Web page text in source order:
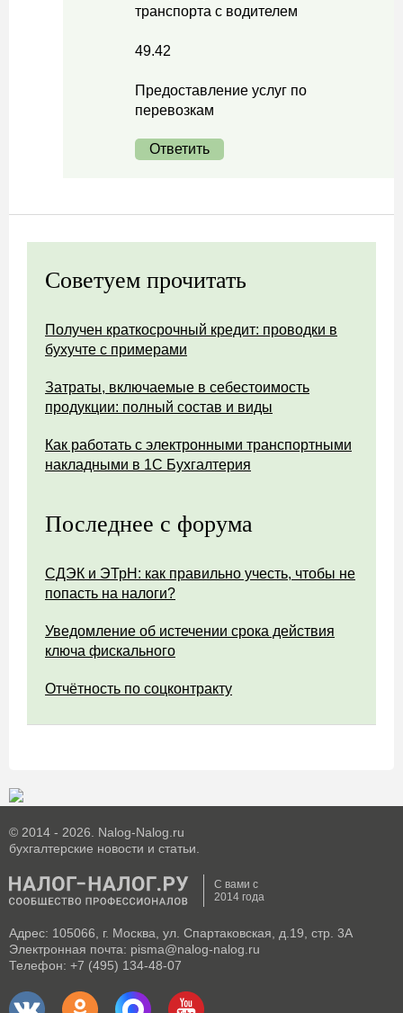
транспорта с водителем
49.42
Предоставление услуг по
перевозкам
Ответить
Советуем прочитать
Получен краткосрочный кредит: проводки в
бухучте с примерами
Затраты, включаемые в себестоимость
продукции: полный состав и виды
Как работать с электронными транспортными
накладными в 1С Бухгалтерия
Последнее с форума
СДЭК и ЭТрН: как правильно учесть, чтобы не
попасть на налоги?
Уведомление об истечении срока действия
ключа фискального
Отчётность по соцконтракту
© 2014 - 2026. Nalog-Nalog.ru
бухгалтерские новости и статьи.
С вами с
2014 года
Адрес: 105066, г. Москва, ул. Спартаковская, д.19, стр. 3А
Электронная почта: pisma@nalog-nalog.ru
Телефон: +7 (495) 134-48-07